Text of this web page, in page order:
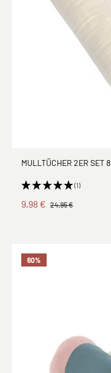
MULLTÜCHER 2ER SET
(1)
9,98 € 24,95 €
60%